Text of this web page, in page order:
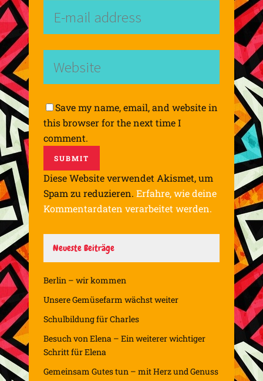
Save my name, email, and website in
this browser for the next time I
comment.
Diese Website verwendet Akismet, um
Spam zu reduzieren. Erfahre, wie deine
Kommentardaten verarbeitet werden.
Neueste Beiträge
Berlin – wir kommen
Unsere Gemüsefarm wächst weiter
Schulbildung für Charles
Besuch von Elena – Ein weiterer wichtiger
Schritt für Elena
Gemeinsam Gutes tun – mit Herz und Genuss